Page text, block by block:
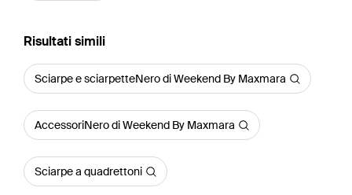
Risultati simili
Sciarpe e sciarpetteNero di Weekend By Maxmara
AccessoriNero di Weekend By Maxmara
Sciarpe a quadrettoni